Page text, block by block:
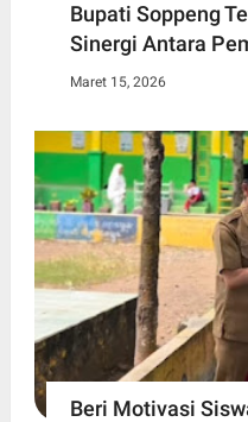
Bupati Soppeng
Sinergi Antara
Maret 15, 2026
Beri Motivasi